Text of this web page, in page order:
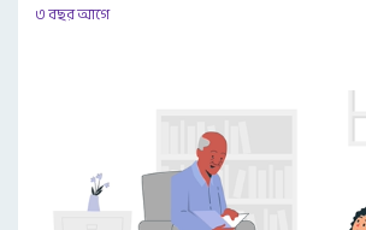
৩ বছর আগে